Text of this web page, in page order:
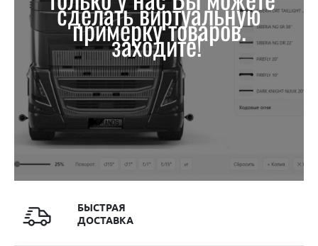
сделать виртуальную
примерку товаров.
заходите!
БЫСТРАЯ
ДОСТАВКА